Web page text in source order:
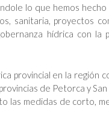
lo que hemos
sanitaria, proyectos
hídrica con la
provincial en la región
de Petorca y San
las medidas de corto,